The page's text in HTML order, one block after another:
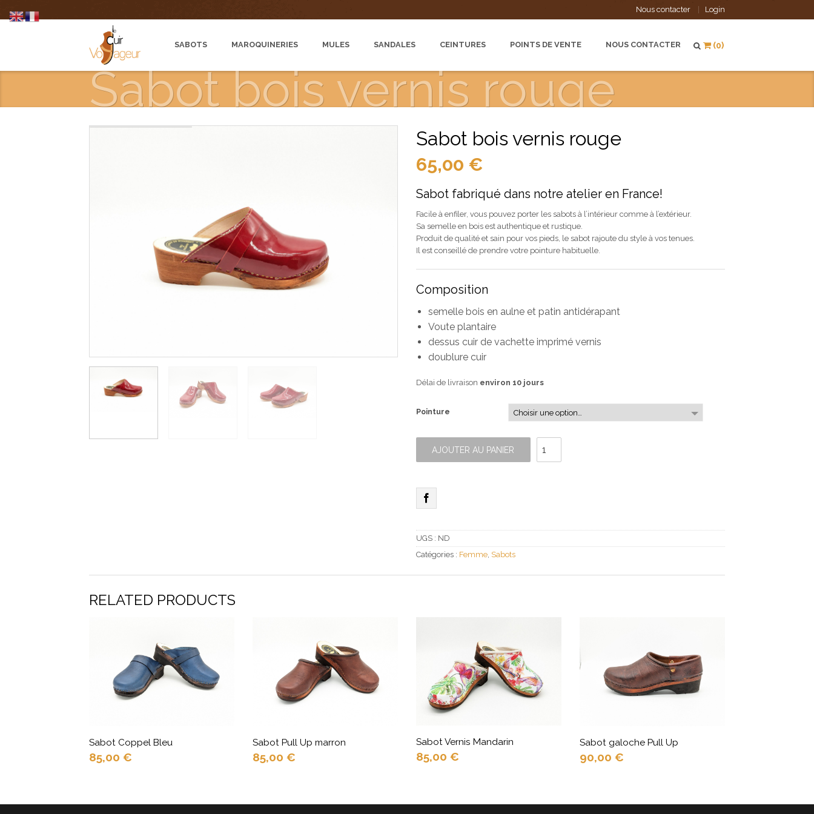
Nous contacter Login
SABOTS MAROQUINERIES MULES SANDALES CEINTURES POINTS DE VENTE NOUS CONTACTER (0)
Sabot bois vernis rouge
Sabot bois vernis rouge
65,00 €
Sabot fabriqué dans notre atelier en France!
Facile à enfiler, vous pouvez porter les sabots à l’intérieur comme à l’extérieur.
Sa semelle en bois est authentique et rustique.
Produit de qualité et sain pour vos pieds, le sabot rajoute du style à vos tenues.
Il est conseillé de prendre votre pointure habituelle.
Composition
semelle bois en aulne et patin antidérapant
Voute plantaire
dessus cuir de vachette imprimé vernis
doublure cuir
Délai de livraison environ 10 jours
Pointure
AJOUTER AU PANIER
quantité
Sabot
rouge
UGS : ND
Catégories : Femme, Sabots
RELATED PRODUCTS
Sabot Coppel Bleu
85,00 €
Sabot Pull Up marron
85,00 €
Sabot Vernis Mandarin
85,00 €
Sabot galoche Pull Up
90,00 €